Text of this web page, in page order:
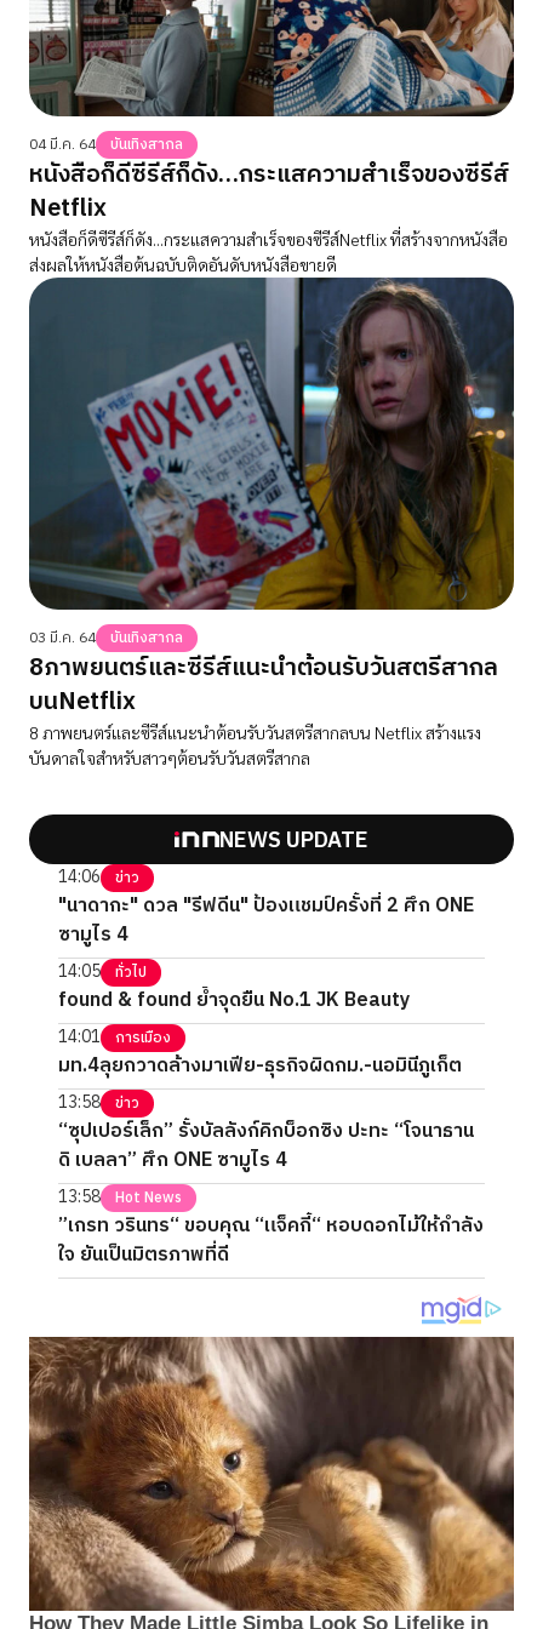
04 มี.ค. 64 บันเทิงสากล
หนังสือก็ดีซีรีส์ก็ดัง…กระแสความสำเร็จของซีรีส์
Netflix
หนังสือก็ดีซีรีส์ก็ดัง...กระแสความสำเร็จของซีรีส์Netflix ที่สร้างจากหนังสือ
ส่งผลให้หนังสือต้นฉบับติดอันดับหนังสือขายดี
03 มี.ค. 64 บันเทิงสากล
8ภาพยนตร์และซีรีส์แนะนำต้อนรับวันสตรีสากล
บนNetflix
8 ภาพยนตร์และซีรีส์แนะนำต้อนรับวันสตรีสากลบน Netflix สร้างแรง
บันดาลใจสำหรับสาวๆต้อนรับวันสตรีสากล
NEWS UPDATE
14:06 ข่าว
"นาดากะ" ดวล "รีฟดีน" ป้องแชมป์ครั้งที่ 2 ศึก ONE
ซามูไร 4
14:05 ทั่วไป
found & found ย้ำจุดยืน No.1 JK Beauty
14:01 การเมือง
มท.4ลุยกวาดล้างมาเฟีย-ธุรกิจผิดกม.-นอมินีภูเก็ต
13:58 ข่าว
“ซุปเปอร์เล็ก” รั้งบัลลังก์คิกบ็อกซิง ปะทะ “โจนาธาน
ดิ เบลลา” ศึก ONE ซามูไร 4
13:58 Hot News
”เกรท วรินทร“ ขอบคุณ “แจ็คกี้“ หอบดอกไม้ให้กำลัง
ใจ ยันเป็นมิตรภาพที่ดี